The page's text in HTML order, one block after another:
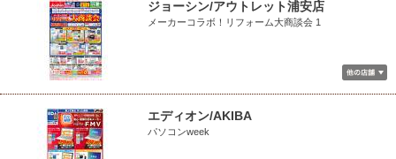
ジョーシン/アウトレット浦安店
メーカーコラボ！リフォーム大商談会 1
エディオン/AKIBA
パソコンweek